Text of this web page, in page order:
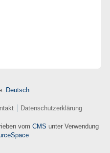
Deutsch
Datenschutzerklärung
vom CMS unter Verwendung